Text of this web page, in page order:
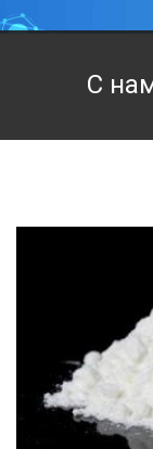
Техническая
С